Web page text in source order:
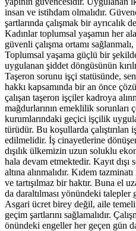
insan ve istihdam olmalıdır.
şartlarında çalışmak bir ayrıcalık
Kadınlar toplumsal yaşamın her
güvenli çalışma ortamı
Toplumsal yaşama güçlü bir
uygulanan şiddet döngüsünün
Taşeron sorunu işçi statüsünde,
hakkı kapsamında bir an önce
çalışan taşeron işçiler kadroya
mağdurlarının emeklilik sorunları
kurumlarındaki geçici işçilik
türüdür. Bu koşullarda
edilmelidir. İş cinayetlerine
dışılık ülkemizin uzun soluklu
hala devam etmektedir. Kayıt
altına alınmalıdır. Kıdem
ve tartışılmaz bir haktır. Buna el
da daraltılması yönündeki
Asgari ücret birey değil, aile
geçim şartlarını sağlamalıdır.
önündeki engeller her geçen gün